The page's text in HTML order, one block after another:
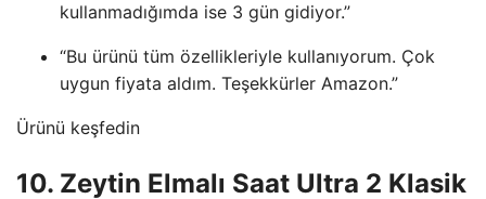
kullanmadığımda ise 3 gün gidiyor.”
“Bu ürünü tüm özellikleriyle kullanıyorum. Çok
uygun fiyata aldım. Teşekkürler Amazon.”
Ürünü keşfedin
10. Zeytin Elmalı Saat Ultra 2 Klasik